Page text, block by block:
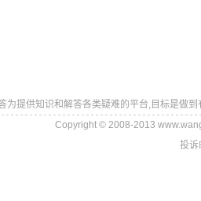
为提供知识和解答各类疑难的平台,目标是做
Copyright © 2008-2013
投诉